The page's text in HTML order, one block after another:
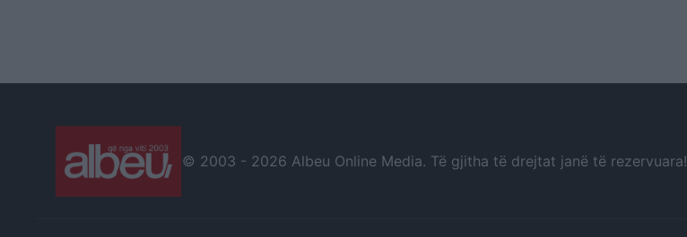
© 2003 - 2026 Albeu Online Media. Të gjitha të drejtat janë të rezervuara!